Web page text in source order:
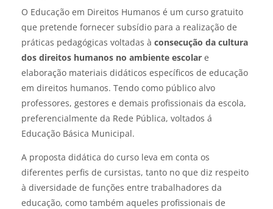
O Educação em Direitos Humanos é um curso gratuito
que pretende fornecer subsídio para a realização de
práticas pedagógicas voltadas à consecução da cultura
dos direitos humanos no ambiente escolar e
elaboração materiais didáticos específicos de educação
em direitos humanos. Tendo como público alvo
professores, gestores e demais profissionais da escola,
preferencialmente da Rede Pública, voltados á
Educação Básica Municipal.
A proposta didática do curso leva em conta os
diferentes perfis de cursistas, tanto no que diz respeito
à diversidade de funções entre trabalhadores da
educação, como também aqueles profissionais de